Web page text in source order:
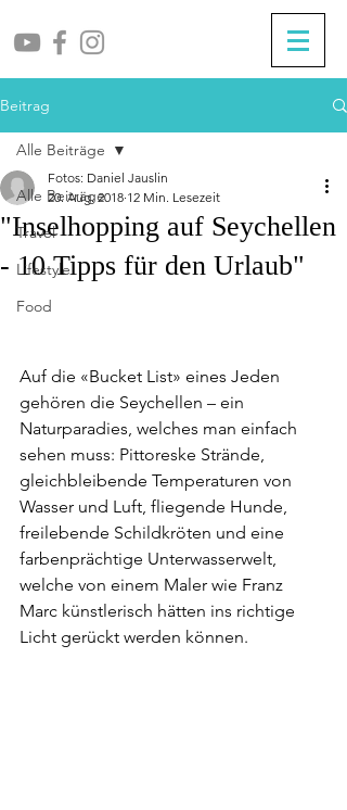
Beitrag
Alle Beiträge
Travel
Lifestyle
Food
Alle Beiträge
"Inselhopping auf Seychellen
- 10 Tipps für den Urlaub"
Fotos: Daniel Jauslin
20. Aug. 2018 12 Min. Lesezeit
Auf die «Bucket List» eines Jeden
gehören die Seychellen – ein
Naturparadies, welches man einfach
sehen muss: Pittoreske Strände,
gleichbleibende Temperaturen von
Wasser und Luft, fliegende Hunde,
freilebende Schildkröten und eine
farbenprächtige Unterwasserwelt,
welche von einem Maler wie Franz
Marc künstlerisch hätten ins richtige
Licht gerückt werden können.